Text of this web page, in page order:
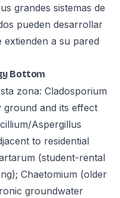
grandes sistemas de
pueden desarrollar
extienden a su pared
Bottom
zona: Cladosporium
and its effect
Aspergillus
to residential
(student-rental
Chaetomium (older
groundwater